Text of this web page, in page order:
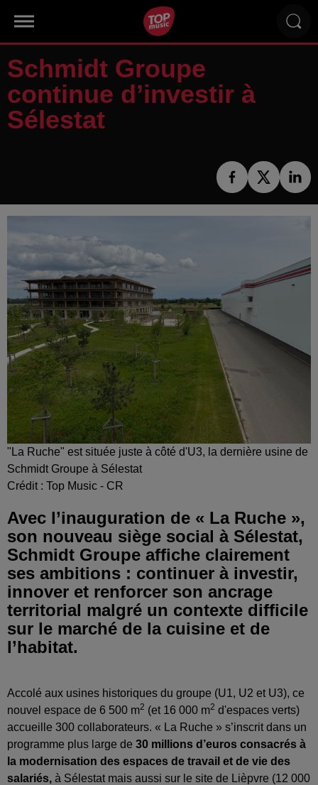
Schmidt Groupe
continue d’investir à
Sélestat
"La Ruche" est située juste à côté d'U3, la dernière usine de
Schmidt Groupe à Sélestat
Crédit : Top Music - CR
Avec l’inauguration de « La Ruche »,
son nouveau siège social à Sélestat,
Schmidt Groupe affiche clairement
ses ambitions : continuer à investir,
innover et renforcer son ancrage
territorial malgré un contexte difficile
sur le marché de la cuisine et de
l’habitat.
Accolé aux usines historiques du groupe (U1, U2 et U3), ce
nouvel espace de 6 500 m2 (et 16 000 m2 d'espaces verts)
accueille 300 collaborateurs. « La Ruche » s’inscrit dans un
programme plus large de 30 millions d’euros consacrés à
la modernisation des espaces de travail et de vie des
salariés, à Sélestat mais aussi sur le site de Lièpvre (12 000